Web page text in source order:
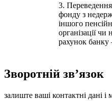
3.
фонду з
іншого
організації
рахунок банку
Зворотній зв’язок
залиште ваші контактні дані